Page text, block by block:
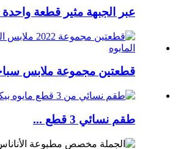
عبر الجبهة مثير قطعة
قطعتين مجموعة ملابس سباحة
طقم نسائي 3 قطع ...